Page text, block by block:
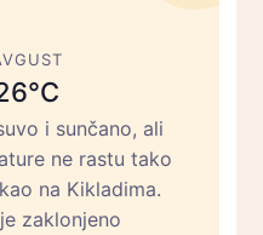
i sunčano, ali
ne rastu tako
na Kikladima.
zaklonjeno